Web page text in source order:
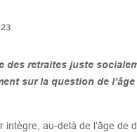
des retraites juste
sur la question de
intègre, au-delà de l’âge de